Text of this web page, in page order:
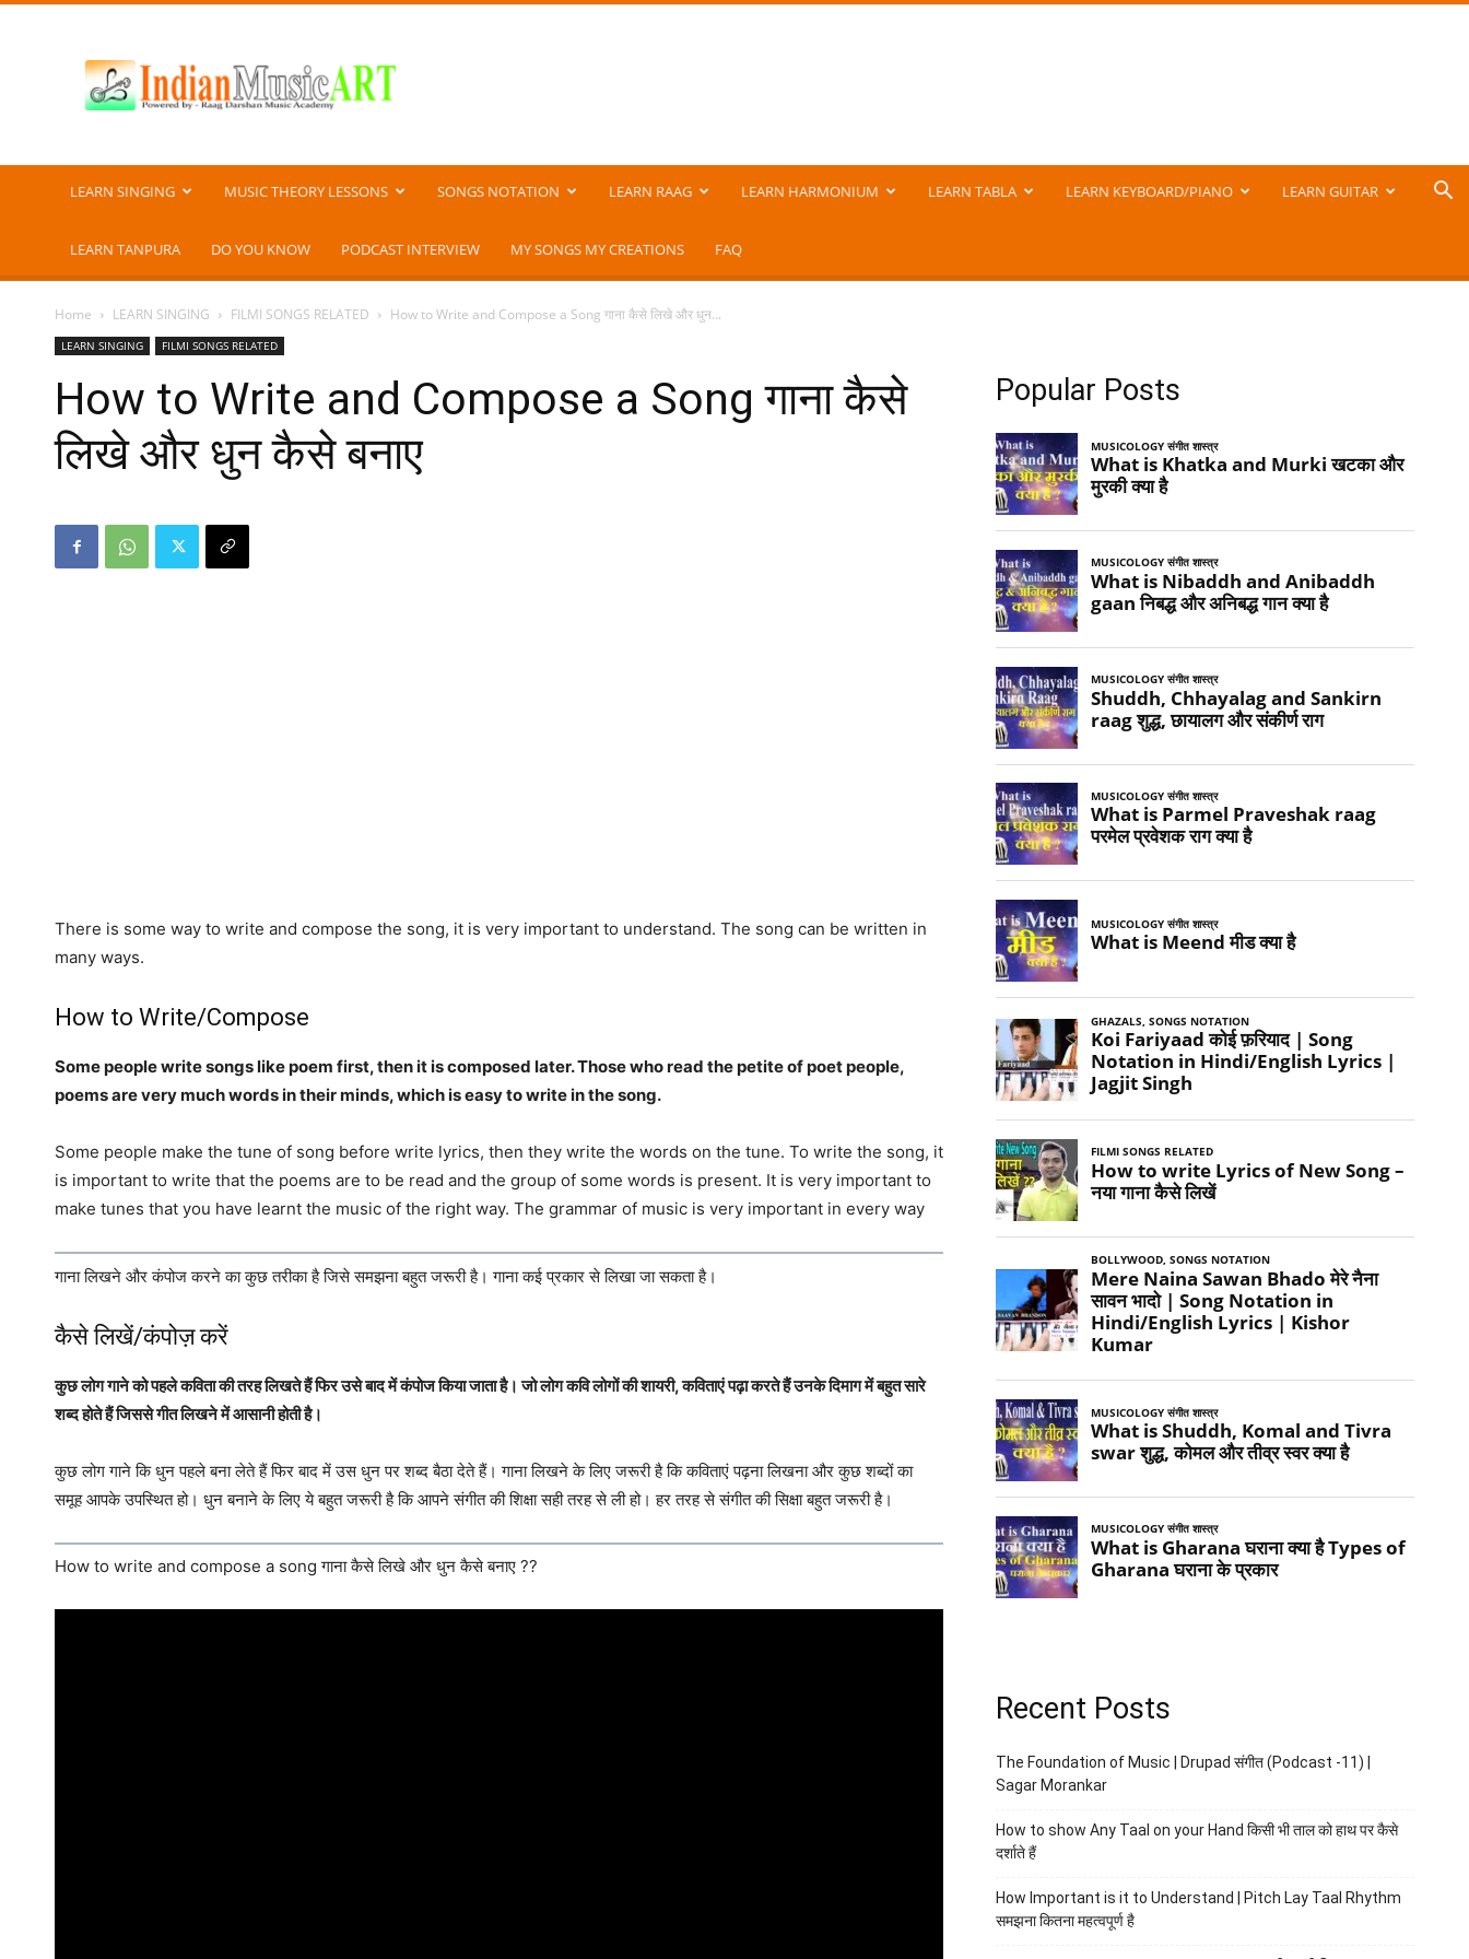
Music
ART
LEARN SINGING MUSIC THEORY LESSONS SONGS NOTATION LEARN RAAG LEARN HARMONIUM LEARN TABLA LEARN KEYBOARD/PIANO LEARN GUITAR
LEARN TANPURA DO YOU KNOW PODCAST INTERVIEW MY SONGS MY CREATIONS FAQ
Home LEARN SINGING FILMI SONGS RELATED How to Write and Compose a Song गाना कैसे लिखे और धुन...
LEARN SINGING FILMI SONGS RELATED
How to Write and Compose a Song गाना कैसे
लिखे और धुन कैसे बनाए
There is some way to write and compose the song, it is very important to understand. The song can be written in
many ways.
How to Write/Compose
Some people write songs like poem first, then it is composed later. Those who read the petite of poet people,
poems are very much words in their minds, which is easy to write in the song.
Some people make the tune of song before write lyrics, then they write the words on the tune. To write the song, it
is important to write that the poems are to be read and the group of some words is present. It is very important to
make tunes that you have learnt the music of the right way. The grammar of music is very important in every way
गाना लिखने और कंपोज करने का कुछ तरीका है जिसे समझना बहुत जरूरी है। गाना कई प्रकार से लिखा जा सकता है।
कैसे लिखें/कंपोज़ करें
कुछ लोग गाने को पहले कविता की तरह लिखते हैं फिर उसे बाद में कंपोज किया जाता है। जो लोग कवि लोगों की शायरी, कविताएं पढ़ा करते हैं उनके दिमाग में बहुत सारे
शब्द होते हैं जिससे गीत लिखने में आसानी होती है।
कुछ लोग गाने कि धुन पहले बना लेते हैं फिर बाद में उस धुन पर शब्द बैठा देते हैं। गाना लिखने के लिए जरूरी है कि कविताएं पढ़ना लिखना और कुछ शब्दों का
समूह आपके उपस्थित हो। धुन बनाने के लिए ये बहुत जरूरी है कि आपने संगीत की शिक्षा सही तरह से ली हो। हर तरह से संगीत की सिक्षा बहुत जरूरी है।
How to write and compose a song गाना कैसे लिखे और धुन कैसे बनाए ??
Popular Posts
Recent Posts
The Foundation of Music | Drupad संगीत (Podcast -11) |
Sagar Morankar
How to show Any Taal on your Hand किसी भी ताल को हाथ पर कैसे
दर्शाते हैं
How Important is it to Understand | Pitch Lay Taal Rhythm
समझना कितना महत्वपूर्ण है